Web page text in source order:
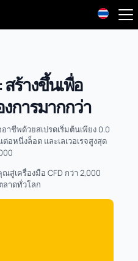
ร้างขึ้นเพื่อ
การมากกว่า
ชีพด้วยสเปรดเริ่มต้นเพียง 0.0
หนึ่งล็อต และเลเวอเรจสูงสุด
เครื่องมือ CFD กว่า 2,000
ลาดทั่วโลก